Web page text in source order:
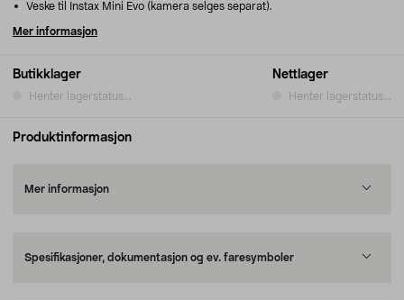
Butikklager
Henter lagerstatus...
Nettlager
Henter lagerstatus...
Veske til Instax Mini Evo (kamera selges separat).
Mer informasjon
Produktinformasjon
Mer informasjon
Spesifikasjoner, dokumentasjon og ev. faresymboler